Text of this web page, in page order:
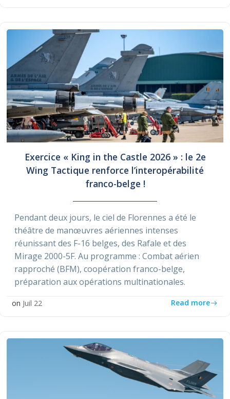
Exercice « King in the Castle 2026 » : le 2e
Wing Tactique renforce l’interopérabilité
franco-belge !
Pendant deux jours, le ciel de Florennes a été le
théâtre de manœuvres aériennes intenses
réunissant des F-16 belges, des Rafale et des
Mirage 2000-5F. Au programme : Combat aérien
rapproché (BFM), coopération franco-belge,
préparation aux opérations multinationales.
on Juil 22 Read more